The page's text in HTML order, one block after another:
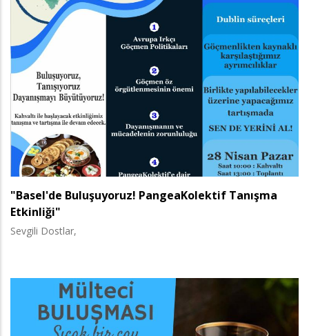
"Basel'de Buluşuyoruz! PangeaKolektif Tanışma
Etkinliği"
Sevgili Dostlar,